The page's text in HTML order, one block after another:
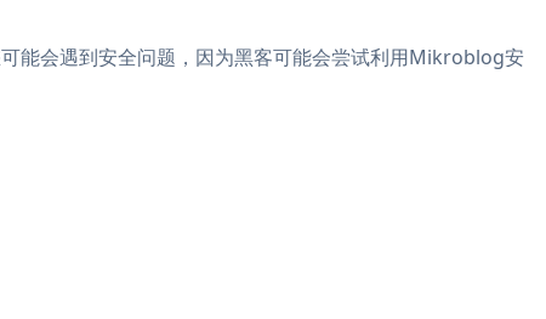
能会遇到安全问题，因为黑客可能会尝试利用Mikroblog安